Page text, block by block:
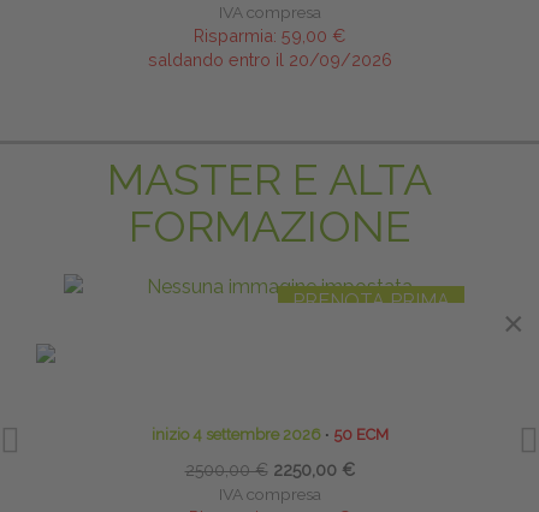
IVA compresa
Risparmia: 59,00 €
saldando entro il 20/09/2026
MASTER E ALTA
FORMAZIONE
PRENOTA PRIMA
inizio 4 settembre 2026 ∙ 50 ECM
2500,00 € 2250,00 €
IVA compresa
×
×